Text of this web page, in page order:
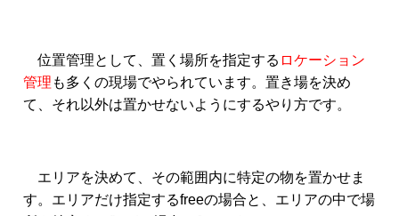
位置管理として、置く場所を指定する ロケーション
管理 も多くの現場でやられています。置き場を決め
て、それ以外は置かせないようにするやり方です。
エリアを決めて、その範囲内に特定の物を置かせま
す。エリアだけ指定するfreeの場合と、エリアの中で場